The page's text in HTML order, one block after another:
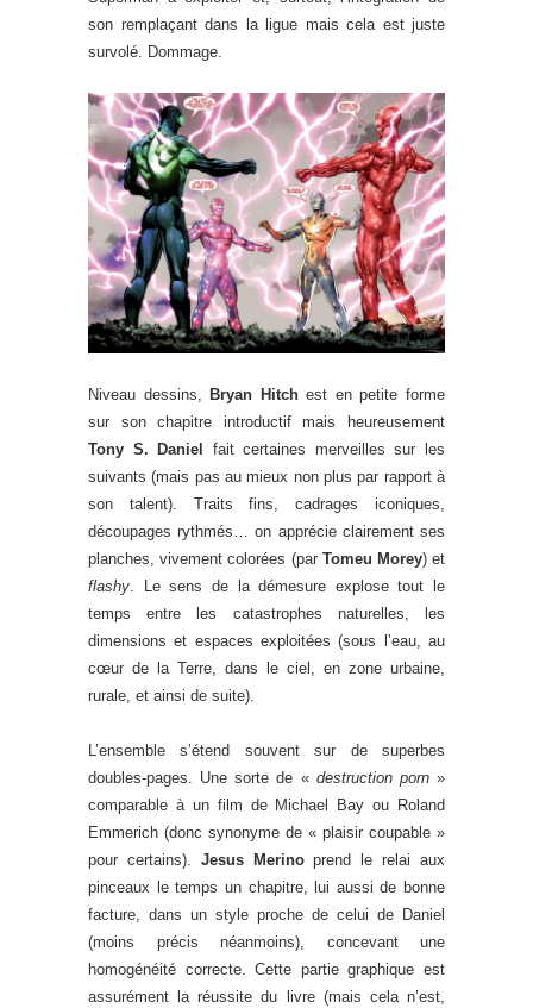
son remplaçant dans la ligue mais cela est juste
survolé. Dommage.
Niveau dessins, Bryan Hitchest en petite forme
sur son chapitre introductif mais heureusement
Tony S. Daniel
fait certaines merveilles sur les
suivants (mais pas au mieux non plus par rapport à
son talent). Traits fins, cadrages iconiques,
découpages rythmés… on apprécie clairement ses
planches, vivement colorées (par Tomeu Morey) et
flashy. Le sens de la démesure explose tout le
temps entre les catastrophes naturelles, les
dimensions et espaces exploitées (sous l’eau, au
cœur de la Terre, dans le ciel, en zone urbaine,
rurale, et ainsi de suite).
L’ensemble s’étend souvent sur de superbes
doubles-pages. Une sorte de « destruction porn»
comparable à un film de Michael Bay ou Roland
Emmerich (donc synonyme de « plaisir coupable »
pour certains). Jesus Merinoprend le relai aux
pinceaux le temps un chapitre, lui aussi de bonne
facture, dans un style proche de celui de Daniel
(moins précis néanmoins), concevant une
homogénéité correcte. Cette partie graphique est
assurément la réussite du livre (mais cela n’est,